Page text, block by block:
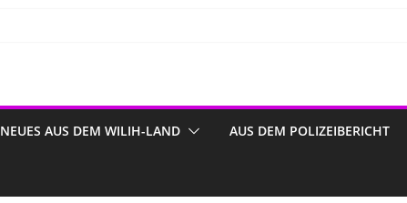
NEUES AUS DEM WILIH-LAND AUS DEM POLIZEIBERICHT